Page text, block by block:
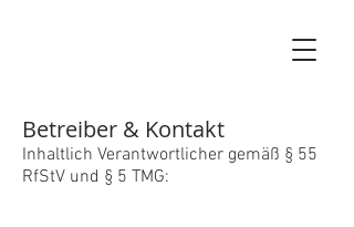
Betreiber & Kontakt
Inhaltlich Verantwortlicher gemäß § 55
RfStV und § 5 TMG: